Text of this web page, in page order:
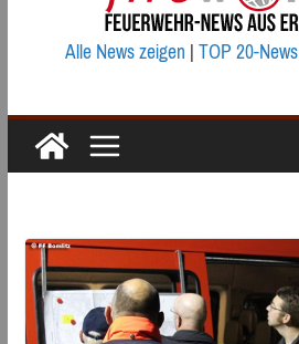
Alle News zeigen|TOP 20-News